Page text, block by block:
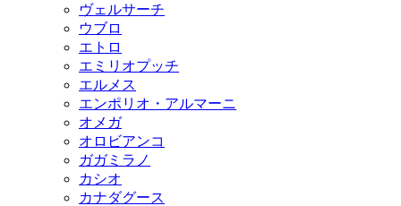
ヴェルサーチ
ウブロ
エトロ
エミリオプッチ
エルメス
エンポリオ・アルマーニ
オメガ
オロビアンコ
ガガミラノ
カシオ
カナダグース